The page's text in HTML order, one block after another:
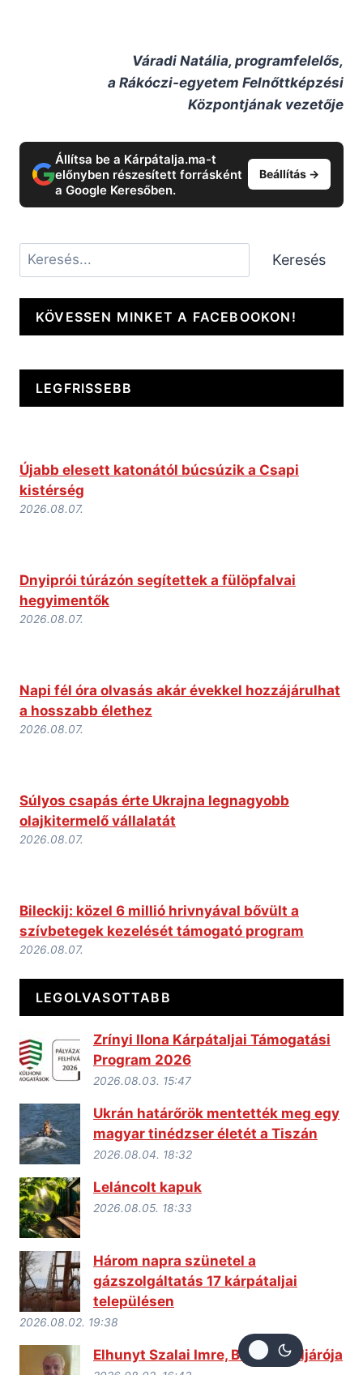
Váradi Natália, programfelelős,
a Rákóczi-egyetem Felnőttképzési
Központjának vezetője
Állítsa be a Kárpátalja.ma-t
előnyben részesített forrásként
a Google Keresőben.
Beállítás →
Keresés Keresés
KÖVESSEN MINKET A FACEBOOKON!
LEGFRISSEBB
Újabb elesett katonától búcsúzik a Csapi
kistérség
2026.08.07.
Dnyiprói túrázón segítettek a fülöpfalvai
hegyimentők
2026.08.07.
Napi fél óra olvasás akár évekkel hozzájárulhat
a hosszabb élethez
2026.08.07.
Súlyos csapás érte Ukrajna legnagyobb
olajkitermelő vállalatát
2026.08.07.
Bileckij: közel 6 millió hrivnyával bővült a
szívbetegek kezelését támogató program
2026.08.07.
LEGOLVASOTTABB
Zrínyi Ilona Kárpátaljai Támogatási
Program 2026
2026.08.03. 15:47
Ukrán határőrök mentették meg egy
magyar tinédzser életét a Tiszán
2026.08.04. 18:32
Leláncolt kapuk
2026.08.05. 18:33
Három napra szünetel a
gázszolgáltatás 17 kárpátaljai
településen
2026.08.02. 19:38
Elhunyt Szalai Imre, Badaló elöljárója